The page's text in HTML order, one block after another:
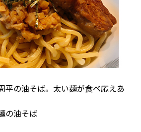
平の油そば。太い麺が食べ応えあ
の油そば